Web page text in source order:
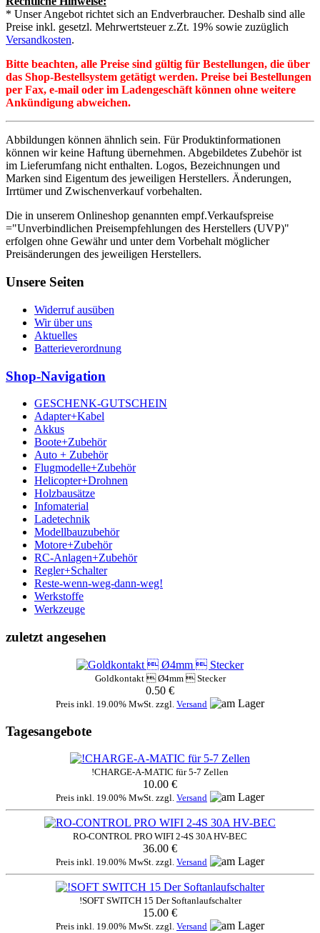
* Unser Angebot richtet sich an Endverbraucher. Deshalb sind alle
Preise inkl. gesetzl. Mehrwertsteuer z.Zt. 19% sowie zuzüglich
Versandkosten.
Bitte beachten, alle Preise sind gültig für Bestellungen, die über
das Shop-Bestellsystem getätigt werden. Preise bei Bestellungen
per Fax, e-mail oder im Ladengeschäft können ohne weitere
Ankündigung abweichen.
Abbildungen können ähnlich sein. Für Produktinformationen
können wir keine Haftung übernehmen. Abgebildetes Zubehör ist
im Lieferumfang nicht enthalten. Logos, Bezeichnungen und
Marken sind Eigentum des jeweiligen Herstellers. Änderungen,
Irrtümer und Zwischenverkauf vorbehalten.
Die in unserem Onlineshop genannten empf.Verkaufspreise
="Unverbindlichen Preisempfehlungen des Herstellers (UVP)"
erfolgen ohne Gewähr und unter dem Vorbehalt möglicher
Preisänderungen des jeweiligen Herstellers.
Unsere Seiten
Widerruf ausüben
Wir über uns
Aktuelles
Batterieverordnung
Shop-Navigation
GESCHENK-GUTSCHEIN
Adapter+Kabel
Akkus
Boote+Zubehör
Auto + Zubehör
Flugmodelle+Zubehör
Helicopter+Drohnen
Holzbausätze
Infomaterial
Ladetechnik
Modellbauzubehör
Motore+Zubehör
RC-Anlagen+Zubehör
Regler+Schalter
Reste-wenn-weg-dann-weg!
Werkstoffe
Werkzeuge
zuletzt angesehen
Goldkontakt  Ø4mm  Stecker
0.50 €
Preis inkl. 19.00% MwSt. zzgl. Versand
Tagesangebote
!CHARGE-A-MATIC für 5-7 Zellen
10.00 €
Preis inkl. 19.00% MwSt. zzgl. Versand
RO-CONTROL PRO WIFI 2-4S 30A HV-BEC
36.00 €
Preis inkl. 19.00% MwSt. zzgl. Versand
!SOFT SWITCH 15 Der Softanlaufschalter
15.00 €
Preis inkl. 19.00% MwSt. zzgl. Versand